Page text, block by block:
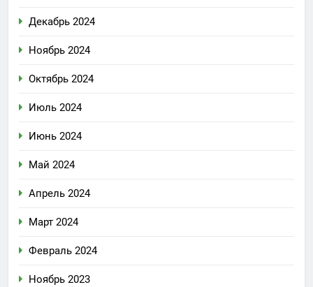
Декабрь 2024
Ноябрь 2024
Октябрь 2024
Июль 2024
Июнь 2024
Май 2024
Апрель 2024
Март 2024
Февраль 2024
Ноябрь 2023